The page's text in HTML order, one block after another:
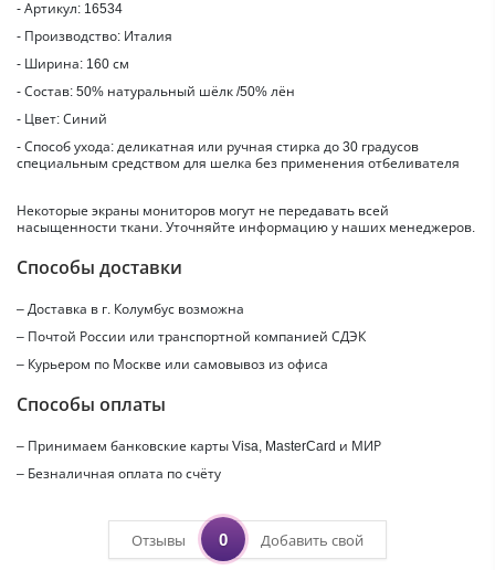
- Артикул: 16534
- Производство: Италия
- Ширина: 160 см
- Состав: 50% натуральный шёлк /50% лён
- Цвет: Синий
- Способ ухода: деликатная или ручная стирка до 30 градусов
специальным средством для шелка без применения отбеливателя
Некоторые экраны мониторов могут не передавать всей
насыщенности ткани. Уточняйте информацию у наших менеджеров.
Способы доставки
– Доставка в г. Колумбус возможна
– Почтой России или транспортной компанией СДЭК
– Курьером по Москве или самовывоз из офиса
Способы оплаты
– Принимаем банковские карты Visa, MasterCard и МИР
– Безналичная оплата по счёту
Отзывы 0 Добавить свой